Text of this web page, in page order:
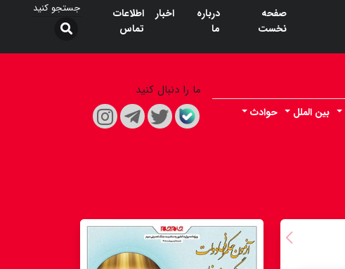
صفحه
نخست
درباره
ما
اخبار
اطلاعات
تماس
بین الملل
حوادث
ما را دنبال کنید